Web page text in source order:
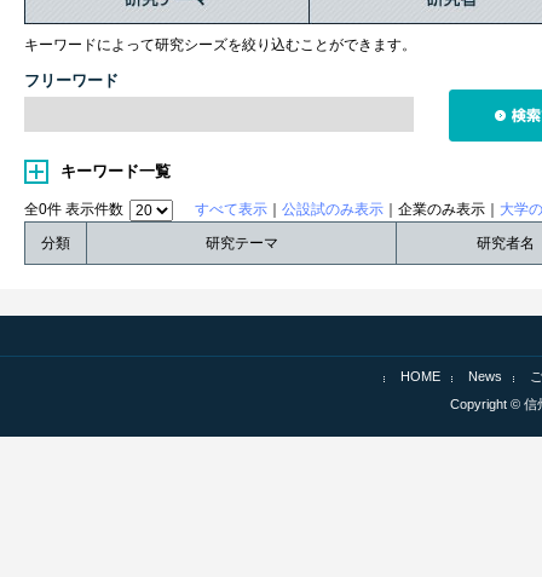
キーワードによって研究シーズを絞り込むことができます。
フリーワード
キーワード一覧
全0件 表示件数 すべて表示 公設試のみ表示 ｜企業のみ表示｜ 大学
分類
研究テーマ 研究者名
HOME News
Copyright © 信